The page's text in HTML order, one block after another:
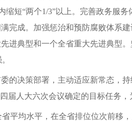
短“两个1/3”以上。完善政务服
完成。加强惩治和预防腐败体系
进典型和一个全省重大先进典型
的决策部署，主动适应新常态，
人大六次会议确定的目标任务，
平均水平，在全省排位位次前移